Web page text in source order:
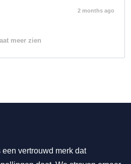
2 months ago
meer zien
vertrouwd merk dat